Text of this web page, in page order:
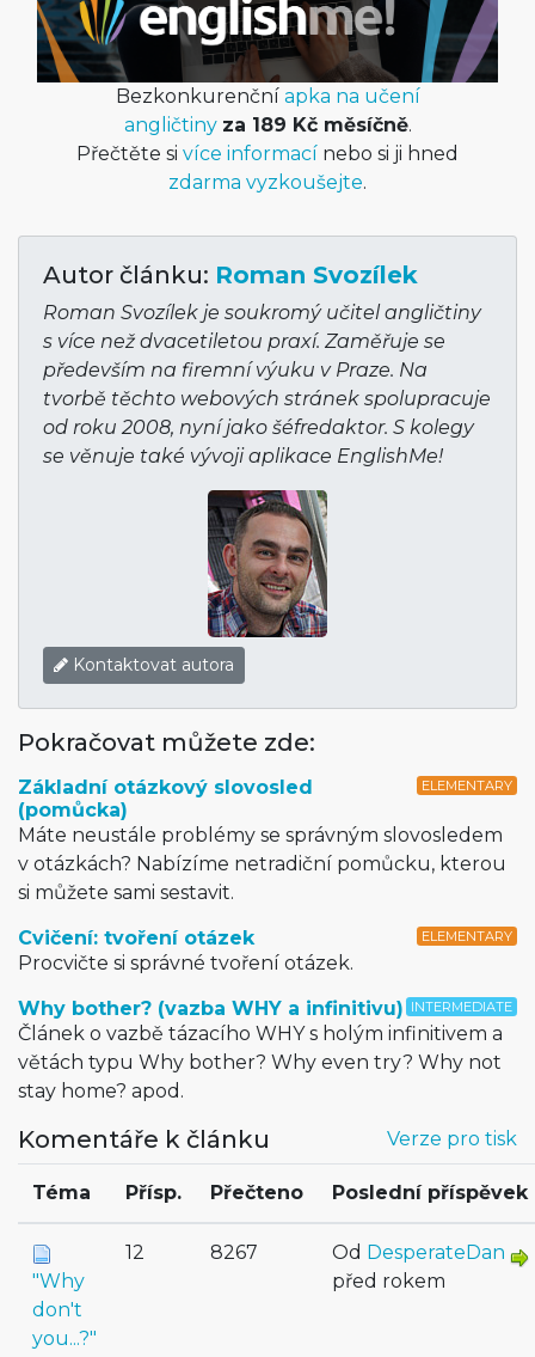
Bezkonkurenční apka na učení
angličtiny za 189 Kč měsíčně.
Přečtěte si více informací nebo si ji hned
zdarma vyzkoušejte.
Autor článku: Roman Svozílek
Roman Svozílek je soukromý učitel angličtiny
s více než dvacetiletou praxí. Zaměřuje se
především na firemní výuku v Praze. Na
tvorbě těchto webových stránek spolupracuje
od roku 2008, nyní jako šéfredaktor. S kolegy
se věnuje také vývoji aplikace EnglishMe!
Kontaktovat autora
Pokračovat můžete zde:
ELEMENTARY
Základní otázkový slovosled
(pomůcka)
Máte neustále problémy se správným slovosledem
v otázkách? Nabízíme netradiční pomůcku, kterou
si můžete sami sestavit.
ELEMENTARY
Cvičení: tvoření otázek
Procvičte si správné tvoření otázek.
INTERMEDIATE
Why bother? (vazba WHY a infinitivu)
Článek o vazbě tázacího WHY s holým infinitivem a
větách typu Why bother? Why even try? Why not
stay home? apod.
Verze pro tisk
Komentáře k článku
Téma Přísp. Přečteno Poslední příspěvek
"Why
don't
you...?"
12 8267 Od DesperateDan
před rokem